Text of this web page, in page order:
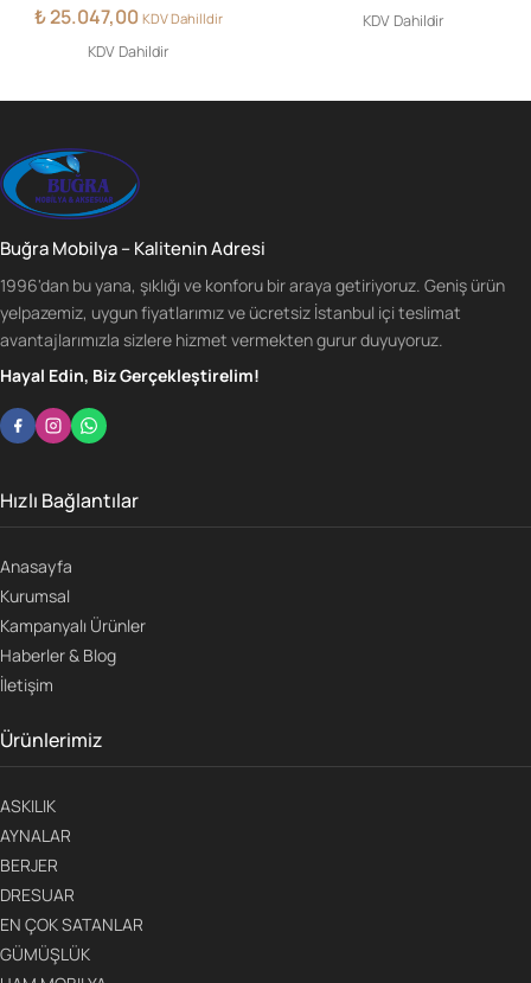
₺25.047,00 KDV Dahilldir
KDV Dahildir
KDV Dahildir
Buğra Mobilya – Kalitenin Adresi
1996'dan bu yana, şıklığı ve konforu bir araya getiriyoruz. Geniş ürün
yelpazemiz, uygun fiyatlarımız ve ücretsiz İstanbul içi teslimat
avantajlarımızla sizlere hizmet vermekten gurur duyuyoruz.
Hayal Edin, Biz Gerçekleştirelim!
Hızlı Bağlantılar
Anasayfa
Kurumsal
Kampanyalı Ürünler
Haberler & Blog
İletişim
Ürünlerimiz
ASKILIK
AYNALAR
BERJER
DRESUAR
EN ÇOK SATANLAR
GÜMÜŞLÜK